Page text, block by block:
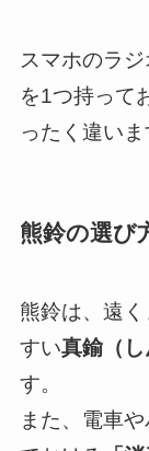
スマホのラ
を1つ持って
ったく違いま
熊鈴の選び
熊鈴は、遠
すい真鍮（
す。
また、電車